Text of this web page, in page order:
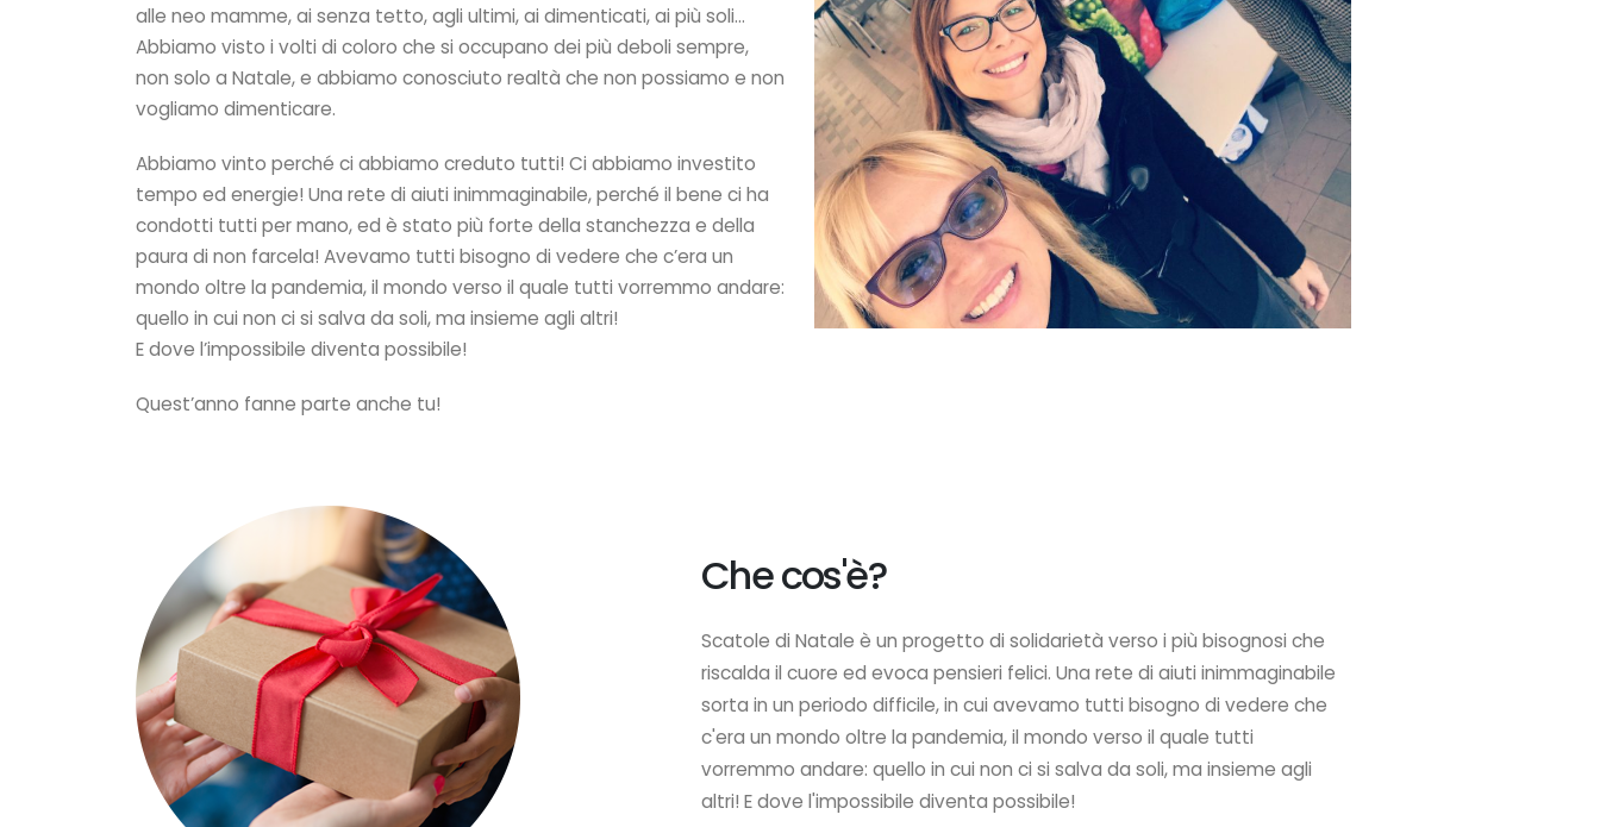
alle neo mamme, ai senza tetto, agli ultimi, ai dimenticati, ai più soli…
Abbiamo visto i volti di coloro che si occupano dei più deboli sempre,
non solo a Natale, e abbiamo conosciuto realtà che non possiamo e non
vogliamo dimenticare.
Abbiamo vinto perché ci abbiamo creduto tutti! Ci abbiamo investito
tempo ed energie! Una rete di aiuti inimmaginabile, perché il bene ci ha
condotti tutti per mano, ed è stato più forte della stanchezza e della
paura di non farcela! Avevamo tutti bisogno di vedere che c’era un
mondo oltre la pandemia, il mondo verso il quale tutti vorremmo andare:
quello in cui non ci si salva da soli, ma insieme agli altri!
E dove l’impossibile diventa possibile!
Quest’anno fanne parte anche tu!
Che cos'è?
Scatole di Natale è un progetto di solidarietà verso i più bisognosi che
riscalda il cuore ed evoca pensieri felici. Una rete di aiuti inimmaginabile
sorta in un periodo difficile, in cui avevamo tutti bisogno di vedere che
c'era un mondo oltre la pandemia, il mondo verso il quale tutti
vorremmo andare: quello in cui non ci si salva da soli, ma insieme agli
altri! E dove l'impossibile diventa possibile!